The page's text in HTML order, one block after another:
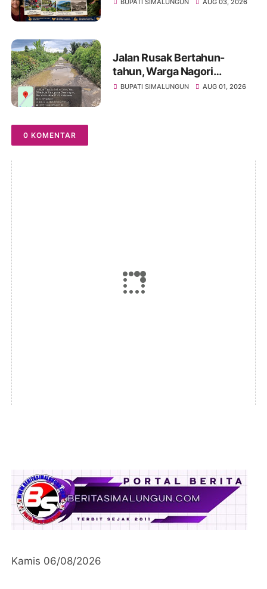
BUPATI SIMALUNGUN AUG 03, 2026
Jalan Rusak Bertahun-
tahun, Warga Nagori
Sibangun Mariah Bergotong
BUPATI SIMALUNGUN AUG 01, 2026
0 KOMENTAR
Kamis 06/08/2026